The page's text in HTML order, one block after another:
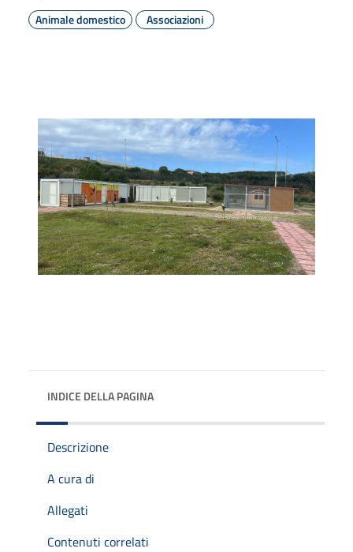
Animale domestico
Associazioni
INDICE DELLA PAGINA
Descrizione
A cura di
Allegati
Contenuti correlati